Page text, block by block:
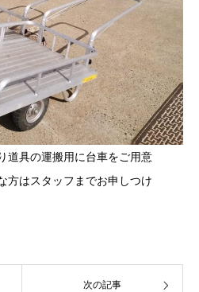
道具の運搬用に台車をご用意
方はスタッフまでお申しつけ
次の記事